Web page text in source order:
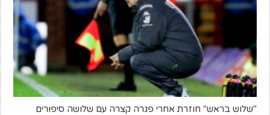
"שלוש בראש" חוזרת אחרי פגרה קצרה עם שלושה סיפורים